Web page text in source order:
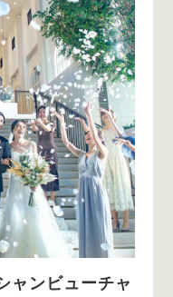
ャンビューチャ